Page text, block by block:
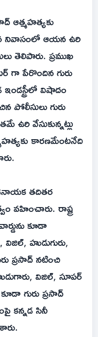
ఆత్మహత్యకు
నివాసంలో ఆయన ఉరి
తెలిపారు. ప్రముఖ
గా పేరొందిన గురు
విషాదం
పోలీసులు గురు
ఉరి వేసుకున్నట్లు
కారణమేంటనేది
తదితర
వహించారు. రాష్ట్ర
కూడా
విజిల్, హుడుగురు,
ప్రసాద్ నటించి
విజిల్, సూపర్
గురు ప్రసాద్
కన్నడ సినీ